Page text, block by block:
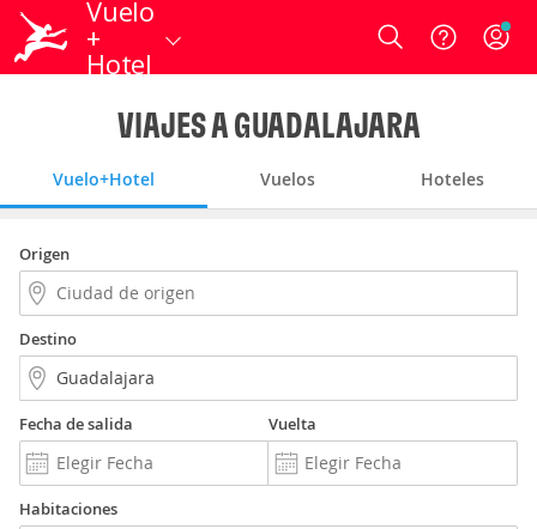
Vuelo
+
Hotel
Login
VIAJES A GUADALAJARA
Vuelo+Hotel Vuelos Hoteles
Origen
Destino
Fecha de salida Vuelta
Habitaciones